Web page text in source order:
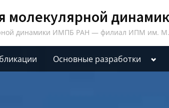
молекулярной
динамики ИМПБ РАН — филиал ИПМ им.
Основные разработки